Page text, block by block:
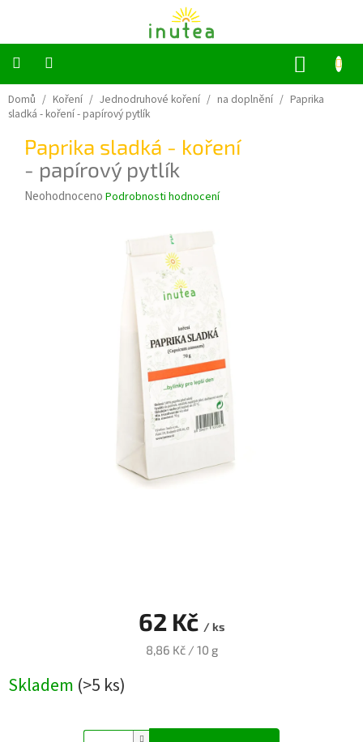
Bylinné
a
ovocné
Jednodruhové
bylinky
Domů / Koření / Jednodruhové koření / na doplnění / Paprika
sladká - koření- papírový pytlík
Paprika sladká - koření
- papírový pytlík
Průměrné
Neohodnoceno Podrobnosti hodnocení
62 Kč / ks
Měrná
8,86 Kč / 10 g
Skladem (>5 ks)